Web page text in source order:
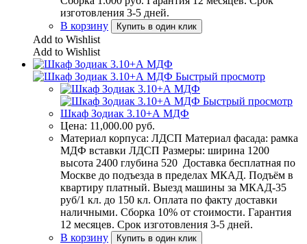
изготовления 3-5 дней.
В корзину
Купить в один клик
Add to Wishlist
Add to Wishlist
Быстрый просмотр
Быстрый просмотр
Шкаф Зодиак 3.10+А МДФ
Цена: 11,000.00 руб.
Материал корпуса: ЛДСП Материал фасада: рамка
МДФ вставки ЛДСП Размеры: ширина 1200
высота 2400 глубина 520 Доставка бесплатная по
Москве до подъезда в пределах МКАД. Подъём в
квартиру платный. Выезд машины за МКАД-35
руб/1 кл. до 150 кл. Оплата по факту доставки
наличными. Сборка 10% от стоимости. Гарантия
12 месяцев. Срок изготовления 3-5 дней.
В корзину
Купить в один клик